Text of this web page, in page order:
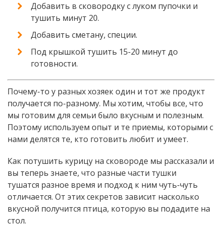
Добавить в сковородку с луком пупочки и
тушить минут 20.
Добавить сметану, специи.
Под крышкой тушить 15-20 минут до
готовности.
Почему-то у разных хозяек один и тот же продукт
получается по-разному. Мы хотим, чтобы все, что
мы готовим для семьи было вкусным и полезным.
Поэтому используем опыт и те приемы, которыми с
нами делятся те, кто готовить любит и умеет.
Как потушить курицу на сковороде мы рассказали и
вы теперь знаете, что разные части тушки
тушатся разное время и подход к ним чуть-чуть
отличается. От этих секретов зависит насколько
вкусной получится птица, которую вы подадите на
стол.